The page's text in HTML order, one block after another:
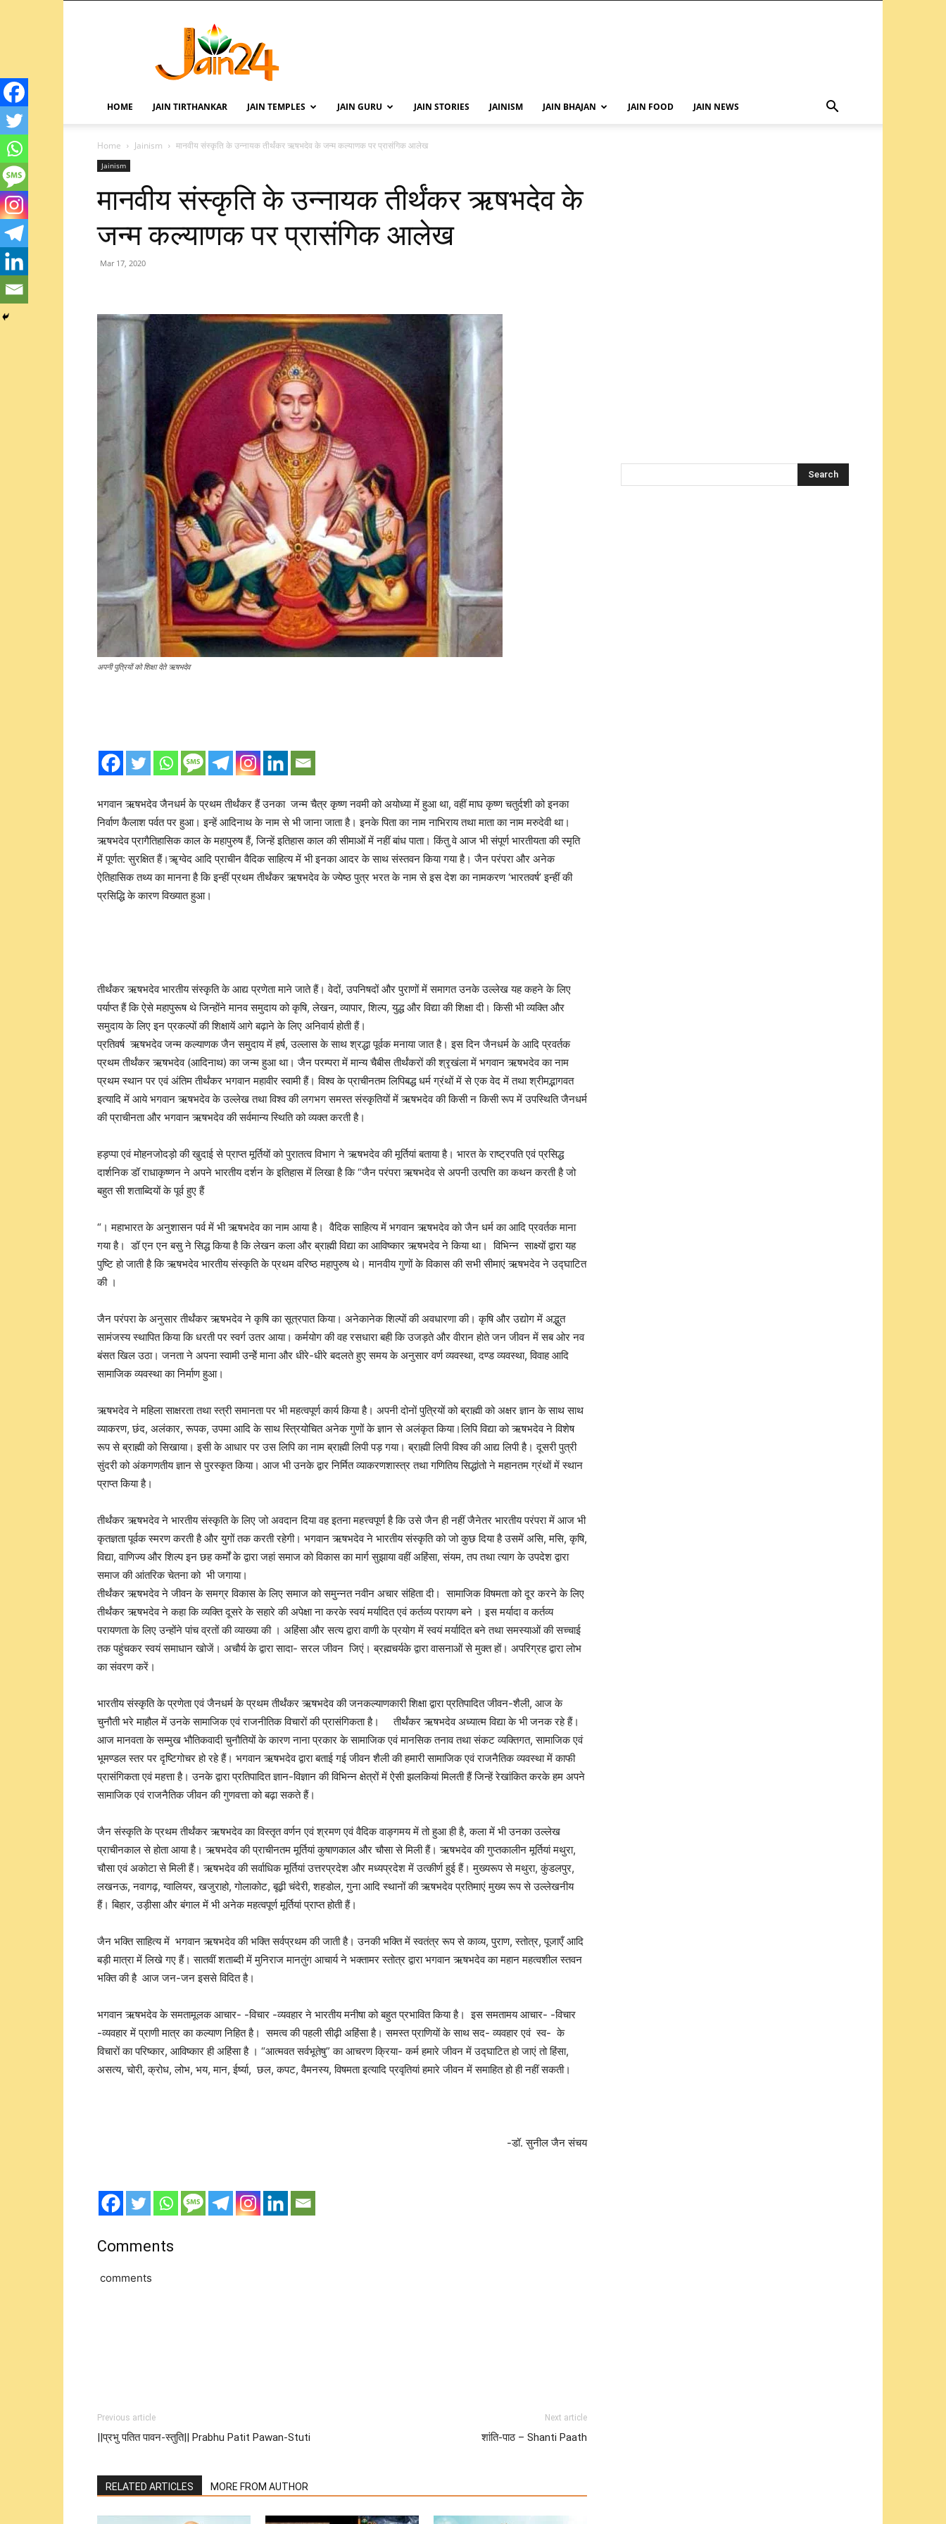
HOME JAIN TIRTHANKAR JAIN TEMPLES JAIN GURU JAIN STORIES JAINISM JAIN BHAJAN JAIN FOOD JAIN NEWS
Home Jainism मानवीय संस्कृति के उन्नायक तीर्थंकर ऋषभदेव के जन्म कल्याणक पर प्रासंगिक आलेख
Jainism
मानवीय संस्कृति के उन्नायक तीर्थंकर ऋषभदेव के
जन्म कल्याणक पर प्रासंगिक आलेख
Mar 17, 2020
अपनी पुत्रियों को शिक्षा देते ऋषभदेव
भगवान ऋषभदेव जैनधर्म के प्रथम तीर्थंकर हैं उनका जन्म चैत्र कृष्ण नवमी को अयोध्या में हुआ था, वहीं माघ कृष्ण चतुर्दशी को इनका
निर्वाण कैलाश पर्वत पर हुआ। इन्हें आदिनाथ के नाम से भी जाना जाता है। इनके पिता का नाम नाभिराय तथा माता का नाम मरुदेवी था।
ऋषभदेव प्रागैतिहासिक काल के महापुरुष हैं, जिन्हें इतिहास काल की सीमाओं में नहीं बांध पाता। किंतु वे आज भी संपूर्ण भारतीयता की स्मृति
में पूर्णत: सुरक्षित हैं।ॠग्वेद आदि प्राचीन वैदिक साहित्य में भी इनका आदर के साथ संस्तवन किया गया है। जैन परंपरा और अनेक
ऐतिहासिक तथ्य का मानना है कि इन्हीं प्रथम तीर्थंकर ऋषभदेव के ज्येष्ठ पुत्र भरत के नाम से इस देश का नामकरण ‘भारतवर्ष’ इन्हीं की
प्रसिद्धि के कारण विख्यात हुआ।
तीर्थंकर ऋषभदेव भारतीय संस्कृति के आद्य प्रणेता माने जाते हैं। वेदों, उपनिषदों और पुराणों में समागत उनके उल्लेख यह कहने के लिए
पर्याप्त हैं कि ऐसे महापुरूष थे जिन्होंने मानव समुदाय को कृषि, लेखन, व्यापार, शिल्प, युद्ध और विद्या की शिक्षा दी। किसी भी व्यक्ति और
समुदाय के लिए इन प्रकल्पों की शिक्षायें आगे बढ़ाने के लिए अनिवार्य होती हैं।
प्रतिवर्ष ऋषभदेव जन्म कल्याणक जैन समुदाय में हर्ष, उल्लास के साथ श्रद्धा पूर्वक मनाया जात है। इस दिन जैनधर्म के आदि प्रवर्तक
प्रथम तीर्थंकर ऋषभदेव (आदिनाथ) का जन्म हुआ था। जैन परम्परा में मान्य चैबीस तीर्थंकरों की श्रृखंला में भगवान ऋषभदेव का नाम
प्रथम स्थान पर एवं अंतिम तीर्थंकर भगवान महावीर स्वामी हैं। विश्व के प्राचीनतम लिपिबद्ध धर्म ग्रंथों में से एक वेद में तथा श्रीमद्भागवत
इत्यादि में आये भगवान ऋषभदेव के उल्लेख तथा विश्व की लगभग समस्त संस्कृतियों में ऋषभदेव की किसी न किसी रूप में उपस्थिति जैनधर्म
की प्राचीनता और भगवान ऋषभदेव की सर्वमान्य स्थिति को व्यक्त करती है।
हड़प्पा एवं मोहनजोदड़ो की खुदाई से प्राप्त मूर्तियों को पुरातत्व विभाग ने ऋषभदेव की मूर्तियां बताया है। भारत के राष्ट्रपति एवं प्रसिद्ध
दार्शनिक डॉ राधाकृष्णन ने अपने भारतीय दर्शन के इतिहास में लिखा है कि “जैन परंपरा ऋषभदेव से अपनी उत्पत्ति का कथन करती है जो
बहुत सी शताब्दियों के पूर्व हुए हैं
“। महाभारत के अनुशासन पर्व में भी ऋषभदेव का नाम आया है। वैदिक साहित्य में भगवान ऋषभदेव को जैन धर्म का आदि प्रवर्तक माना
गया है। डॉ एन एन बसु ने सिद्ध किया है कि लेखन कला और ब्राह्मी विद्या का आविष्कार ऋषभदेव ने किया था। विभिन्न साक्ष्यों द्वारा यह
पुष्टि हो जाती है कि ऋषभदेव भारतीय संस्कृति के प्रथम वरिष्ठ महापुरुष थे। मानवीय गुणों के विकास की सभी सीमाएं ऋषभदेव ने उद्घाटित
की ।
जैन परंपरा के अनुसार तीर्थंकर ऋषभदेव ने कृषि का सूत्रपात किया। अनेकानेक शिल्पों की अवधारणा की। कृषि और उद्योग में अद्भुत
सामंजस्य स्थापित किया कि धरती पर स्वर्ग उतर आया। कर्मयोग की वह रसधारा बही कि उजड़ते और वीरान होते जन जीवन में सब ओर नव
बंसत खिल उठा। जनता ने अपना स्वामी उन्हेें माना और धीरे-धीरे बदलते हुए समय के अनुसार वर्ण व्यवस्था, दण्ड व्यवस्था, विवाह आदि
सामाजिक व्यवस्था का निर्माण हुआ।
ऋषभदेव ने महिला साक्षरता तथा स्त्री समानता पर भी महत्वपूर्ण कार्य किया है। अपनी दोनों पुत्रियों को ब्राह्मी को अक्षर ज्ञान के साथ साथ
व्याकरण, छंद, अलंकार, रूपक, उपमा आदि के साथ स्त्रियोचित अनेक गुणों के ज्ञान से अलंकृत किया।लिपि विद्या को ऋषभदेव ने विशेष
रूप से ब्राह्मी को सिखाया। इसी के आधार पर उस लिपि का नाम ब्राह्मी लिपी पड़ गया। ब्राह्मी लिपी विश्व की आद्य लिपी है। दूसरी पुत्री
सुंदरी को अंकगणतीय ज्ञान से पुरस्कृत किया। आज भी उनके द्वार निर्मित व्याकरणशास्त्र तथा गणितिय सिद्धांतो ने महानतम ग्रंथों में स्थान
प्राप्त किया है।
तीर्थंकर ऋषभदेव ने भारतीय संस्कृति के लिए जो अवदान दिया वह इतना महत्त्वपूर्ण है कि उसे जैन ही नहीं जैनेतर भारतीय परंपरा में आज भी
कृतज्ञता पूर्वक स्मरण करती है और युगों तक करती रहेगी। भगवान ऋषभदेव ने भारतीय संस्कृति को जो कुछ दिया है उसमें असि, मसि, कृषि,
विद्या, वाणिज्य और शिल्प इन छह कर्मों के द्वारा जहां समाज को विकास का मार्ग सुझाया वहीं अहिंसा, संयम, तप तथा त्याग के उपदेश द्वारा
समाज की आंतरिक चेतना को भी जगाया।
तीर्थंकर ऋषभदेव ने जीवन के समग्र विकास के लिए समाज को समुन्नत नवीन अचार संहिता दी। सामाजिक विषमता को दूर करने के लिए
तीर्थंकर ऋषभदेव ने कहा कि व्यक्ति दूसरे के सहारे की अपेक्षा ना करके स्वयं मर्यादित एवं कर्तव्य परायण बने । इस मर्यादा व कर्तव्य
परायणता के लिए उन्होंने पांच व्रतों की व्याख्या की । अहिंसा और सत्य द्वारा वाणी के प्रयोग में स्वयं मर्यादित बने तथा समस्याओं की सच्चाई
तक पहुंचकर स्वयं समाधान खोजें। अचौर्य के द्वारा सादा- सरल जीवन जिएं। ब्रह्मचर्यके द्वारा वासनाओं से मुक्त हों। अपरिग्रह द्वारा लोभ
का संवरण करें।
भारतीय संस्कृति के प्रणेता एवं जैनधर्म के प्रथम तीर्थंकर ऋषभदेव की जनकल्याणकारी शिक्षा द्वारा प्रतिपादित जीवन-शैली, आज के
चुनौती भरे माहौल में उनके सामाजिक एवं राजनीतिक विचारों की प्रासंगिकता है। तीर्थंकर ऋषभदेव अध्यात्म विद्या के भी जनक रहे हैं।
आज मानवता के सम्मुख भौतिकवादी चुनौतियों के कारण नाना प्रकार के सामाजिक एवं मानसिक तनाव तथा संकट व्यक्तिगत, सामाजिक एवं
भूमण्डल स्तर पर दृष्टिगोचर हो रहे हैं। भगवान ऋषभदेव द्वारा बताई गई जीवन शैली की हमारी सामाजिक एवं राजनैतिक व्यवस्था में काफी
प्रासंगिकता एवं महत्ता है। उनके द्वारा प्रतिपादित ज्ञान-विज्ञान की विभिन्न क्षेत्रों में ऐसी झलकियां मिलती हैं जिन्हें रेखांकित करके हम अपने
सामाजिक एवं राजनैतिक जीवन की गुणवत्ता को बढ़ा सकते हैं।
जैन संस्कृति के प्रथम तीर्थंकर ऋषभदेव का विस्तृत वर्णन एवं श्रमण एवं वैदिक वाङ्गमय में तो हुआ ही है, कला में भी उनका उल्लेख
प्राचीनकाल से होता आया है। ऋषभदेव की प्राचीनतम मूर्तियां कुषाणकाल और चौसा से मिली हैं। ऋषभदेव की गुप्तकालीन मूर्तियां मथुरा,
चौसा एवं अकोटा से मिली हैं। ऋषभदेव की सर्वाधिक मूर्तियां उत्तरप्रदेश और मध्यप्रदेश में उत्कीर्ण हुई हैं। मुख्यरूप से मथुरा, कुंडलपुर,
लखनऊ, नवागढ़, ग्वालियर, खजुराहो, गोलाकोट, बूढ़ी चंदेरी, शहडोल, गुना आदि स्थानों की ऋषभदेव प्रतिमाएं मुख्य रूप से उल्लेखनीय
हैं। बिहार, उड़ीसा और बंगाल में भी अनेक महत्वपूर्ण मूर्तियां प्राप्त होती हैं।
जैन भक्ति साहित्य में भगवान ऋषभदेव की भक्ति सर्वप्रथम की जाती है। उनकी भक्ति में स्वतंत्र रूप से काव्य, पुराण, स्तोत्र, पूजाएँ आदि
बड़ी मात्रा में लिखे गए हैं। सातवीं शताब्दी में मुनिराज मानतुंग आचार्य ने भक्तामर स्तोत्र द्वारा भगवान ऋषभदेव का महान महत्वशील स्तवन
भक्ति की है आज जन-जन इससे विदित है।
भगवान ऋषभदेव के समतामूलक आचार- -विचार -व्यवहार ने भारतीय मनीषा को बहुत प्रभावित किया है। इस समतामय आचार- -विचार
-व्यवहार में प्राणी मात्र का कल्याण निहित है। समत्व की पहली सीढ़ी अहिंसा है। समस्त प्राणियों के साथ सद- व्यवहार एवं स्व- के
विचारों का परिष्कार, आविष्कार ही अहिंसा है । “आत्मवत सर्वभूतेषु” का आचरण क्रिया- कर्म हमारे जीवन में उद्घाटित हो जाएं तो हिंसा,
असत्य, चोरी, क्रोध, लोभ, भय, मान, ईर्ष्या, छल, कपट, वैमनस्य, विषमता इत्यादि प्रवृतियां हमारे जीवन में समाहित हो ही नहीं सकती।
-डॉ. सुनील जैन संचय
Comments
comments
Previous article
||प्रभु पतित पावन-स्तुति|| Prabhu Patit Pawan-Stuti
Next article
शांति-पाठ – Shanti Paath
RELATED ARTICLES MORE FROM AUTHOR